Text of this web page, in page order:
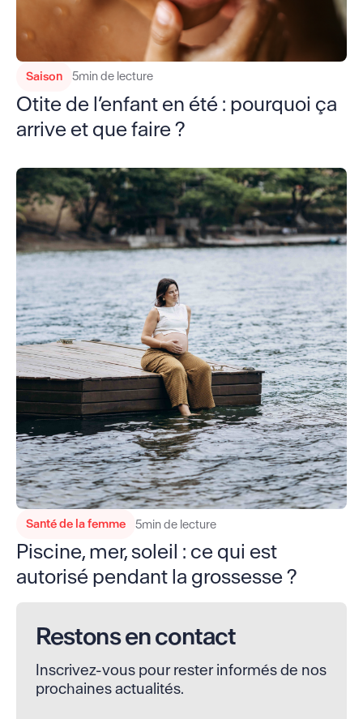
Saison 5min de lecture
Otite de l’enfant en été : pourquoi ça
arrive et que faire ?
Santé de la femme 5min de lecture
Piscine, mer, soleil : ce qui est
autorisé pendant la grossesse ?
Restons en contact
Inscrivez-vous pour rester informés de nos
prochaines actualités.